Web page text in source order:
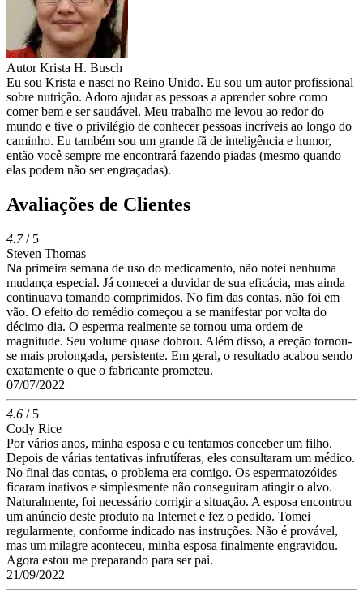
Autor Krista H. Busch
Eu sou Krista e nasci no Reino Unido. Eu sou um autor profissional
sobre nutrição. Adoro ajudar as pessoas a aprender sobre como
comer bem e ser saudável. Meu trabalho me levou ao redor do
mundo e tive o privilégio de conhecer pessoas incríveis ao longo do
caminho. Eu também sou um grande fã de inteligência e humor,
então você sempre me encontrará fazendo piadas (mesmo quando
elas podem não ser engraçadas).
Avaliações de Clientes
4.7/ 5
Steven Thomas
Na primeira semana de uso do medicamento, não notei nenhuma
mudança especial. Já comecei a duvidar de sua eficácia, mas ainda
continuava tomando comprimidos. No fim das contas, não foi em
vão. O efeito do remédio começou a se manifestar por volta do
décimo dia. O esperma realmente se tornou uma ordem de
magnitude. Seu volume quase dobrou. Além disso, a ereção tornou-
se mais prolongada, persistente. Em geral, o resultado acabou sendo
exatamente o que o fabricante prometeu.
07/07/2022
4.6 / 5
Cody Rice
Por vários anos, minha esposa e eu tentamos conceber um filho.
Depois de várias tentativas infrutíferas, eles consultaram um médico.
No final das contas, o problema era comigo. Os espermatozóides
ficaram inativos e simplesmente não conseguiram atingir o alvo.
Naturalmente, foi necessário corrigir a situação. A esposa encontrou
um anúncio deste produto na Internet e fez o pedido. Tomei
regularmente, conforme indicado nas instruções. Não é provável,
mas um milagre aconteceu, minha esposa finalmente engravidou.
Agora estou me preparando para ser pai.
21/09/2022